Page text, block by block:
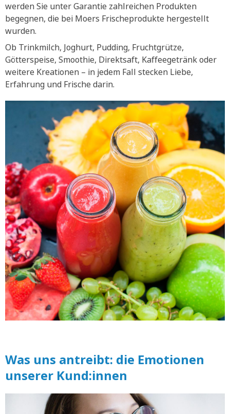
werden Sie unter Garantie zahlreichen Produkten
begegnen, die bei Moers Frischeprodukte hergestellt
wurden.
Ob Trinkmilch, Joghurt, Pudding, Fruchtgrütze,
Götterspeise, Smoothie, Direktsaft, Kaffeegetränk oder
weitere Kreationen – in jedem Fall stecken Liebe,
Erfahrung und Frische darin.
Was uns antreibt: die Emotionen
unserer Kund:innen